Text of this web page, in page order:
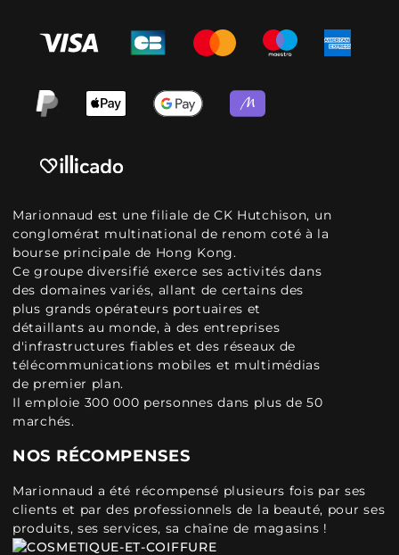
Marionnaud est une filiale de CK Hutchison, un
conglomérat multinational de renom coté à la
bourse principale de Hong Kong.
Ce groupe diversifié exerce ses activités dans
des domaines variés, allant de certains des
plus grands opérateurs portuaires et
détaillants au monde, à des entreprises
d'infrastructures fiables et des réseaux de
télécommunications mobiles et multimédias
de premier plan.
Il emploie 300 000 personnes dans plus de 50
marchés.
NOS RÉCOMPENSES
Marionnaud a été récompensé plusieurs fois par ses
clients et par des professionnels de la beauté, pour ses
produits, ses services, sa chaîne de magasins !